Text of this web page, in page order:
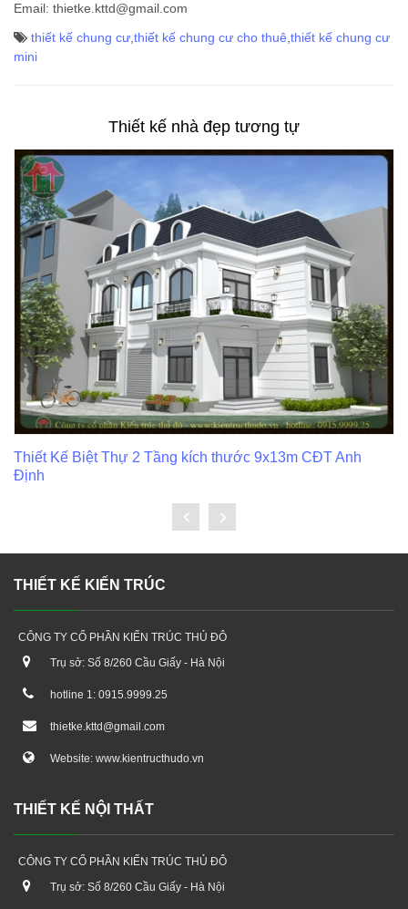
Email: thietke.kttd@gmail.com
thiết kế chung cư thiết kế chung cư cho thuê thiết kế chung cư
mini
Thiết kế nhà đẹp tương tự
Thiết Kế Biệt Thự 2 Tầng kích thước 9x13m CĐT Anh
Định
THIẾT KẾ KIẾN TRÚC
CÔNG TY CỔ PHẦN KIẾN TRÚC THỦ ĐÔ
Trụ sở: Số 8/260 Cầu Giấy - Hà Nội
hotline 1: 0915.9999.25
thietke.kttd@gmail.com
Website: www.kientructhudo.vn
THIẾT KẾ NỘI THẤT
CÔNG TY CỔ PHẦN KIẾN TRÚC THỦ ĐÔ
Trụ sở: Số 8/260 Cầu Giấy - Hà Nội